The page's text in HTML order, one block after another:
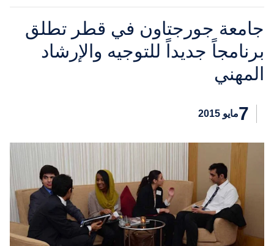
الرئيسي
جامعة جورجتاون في قطر تطلق
برنامجاً جديداً للتوجيه والإرشاد
المهني
7مايو 2015